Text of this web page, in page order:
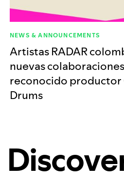
NEWS & ANNOUNCEMENTS
Artistas RADAR
nuevas
reconocido productor
Drums